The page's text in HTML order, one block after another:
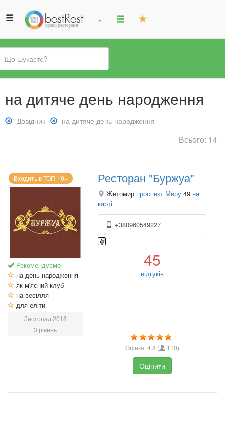
Ви
єна дитяче день народження
Зняти
фільтр:
Довідник
Зняти
фільтр:
народження
на дитяче день народження
Всього: 14
Входить в ТОП-10+
Рекомендуємо
на день народження
як м'ясний клуб
на весілля
для еліти
Листопад 2018
3 рівень
Ресторан "Буржуа"
Житомир проспект Миру 49 на
карті
+380960549227
45
відгуків
Оцінка:4.8 ( 110)
Оцінити